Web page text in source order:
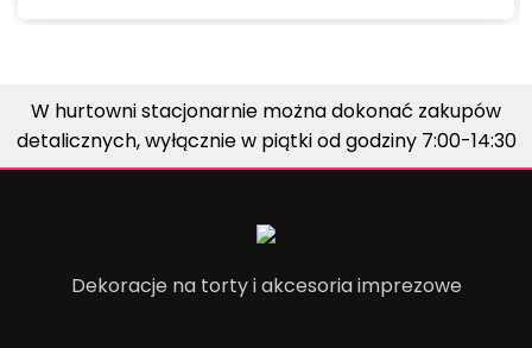
W hurtowni stacjonarnie można dokonać zakupów
detalicznych, wyłącznie w piątki od godziny 7:00-14:30
Dekoracje na torty i akcesoria imprezowe